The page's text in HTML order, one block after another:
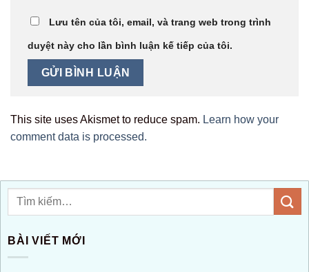
Lưu tên của tôi, email, và trang web trong trình
duyệt này cho lần bình luận kế tiếp của tôi.
This site uses Akismet to reduce spam. Learn how your
comment data is processed.
BÀI VIẾT MỚI